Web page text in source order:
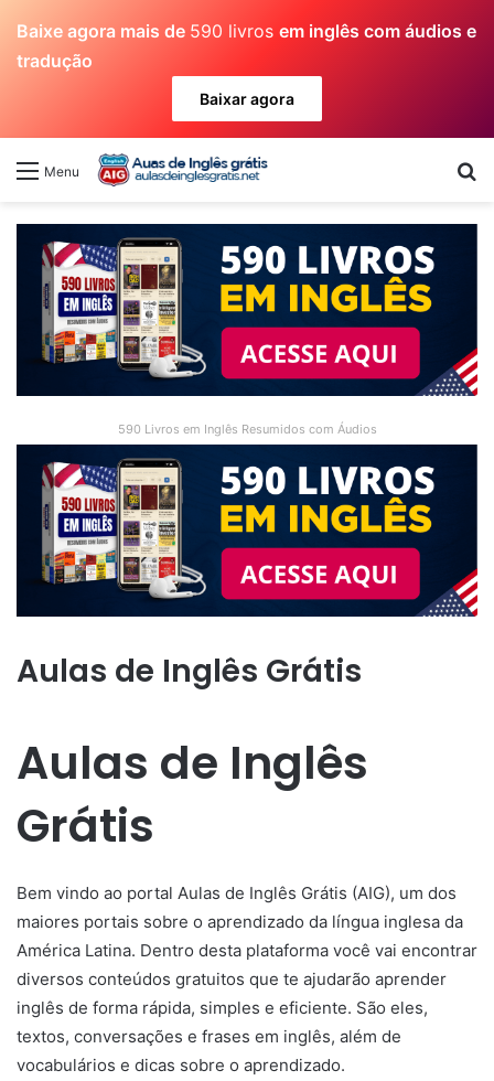
Baixe agora mais de 590 livros em inglês com áudios e
tradução
Baixar agora
Menu
590 Livros em Inglês Resumidos com Áudios
Aulas de Inglês Grátis
Aulas de Inglês
Grátis
Bem vindo ao portal Aulas de Inglês Grátis (AIG), um dos
maiores portais sobre o aprendizado da língua inglesa da
América Latina. Dentro desta plataforma você vai encontrar
diversos conteúdos gratuitos que te ajudarão aprender
inglês de forma rápida, simples e eficiente. São eles,
textos, conversações e frases em inglês, além de
vocabulários e dicas sobre o aprendizado.